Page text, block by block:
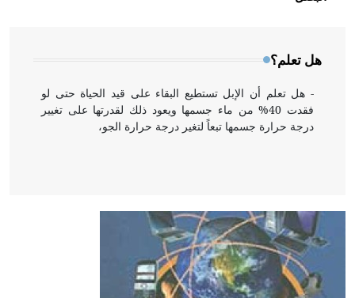
هل تعلم؟
المعمار على بناء مداميكه وخاصة في الواجهات
- هل تعلم أن الإبل تستطيع البقاء على قيد الحياة حتى لو
فقدت 40% من ماء جسمها ويعود ذلك لقدرتها على تغيير
درجة حرارة جسمها تبعاً لتغير درجة حرارة الجو،
- هل تعلم أن أبقراط كتب في الطب أربعة مؤلفات هي:
الحكم، الأدلة، تنظيم التغذية، ورسالته في جروح الرأس.
ويعود له الفضل بأنه حرر الطب من الدين والفلسفة.